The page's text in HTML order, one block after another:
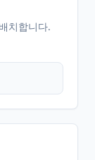
치합니다.